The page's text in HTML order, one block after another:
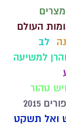
העולם
לב
למשיעה
טהור
פורים 2015
ואל תשקט